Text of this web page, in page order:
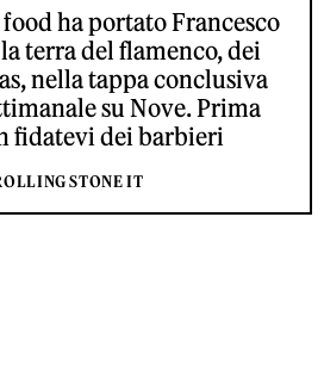
ha portato Francesco
terra del flamenco, dei
nella tappa conclusiva
su Nove. Prima
fidatevi dei barbieri
STONE IT